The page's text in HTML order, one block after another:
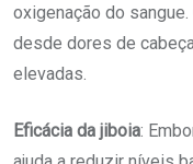
oxigenação do
desde dores de
elevadas.
Eficácia da jiboia: